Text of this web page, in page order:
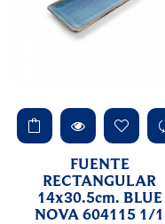
FUENTE
RECTANGULAR
14x30.5cm. BLUE
NOVA 604115 1/1